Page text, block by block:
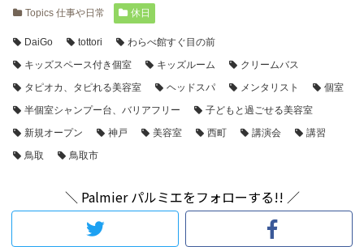
Topics 仕事や日常 休日
DaiGo tottori
わらべ館すぐ目の前
キッズスペース付き個室
キッズルーム
クリームバス
タピオカ、タピれる美容室
ヘッドスパ メンタリスト
個室
半個室シャンプー台、バリアフリー
子どもと過ごせる美容室
新規オープン
神戸 美容室 西町 講演会
講習
鳥取
鳥取市
＼ Palmier パルミエをフォローする!! ／